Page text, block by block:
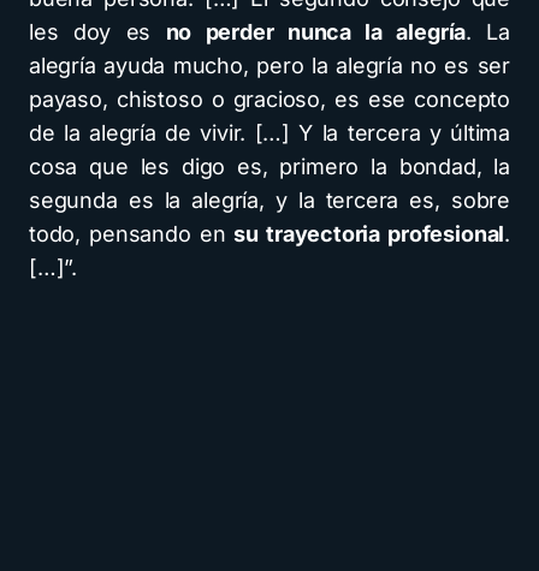
les doy es no perder nunca la alegría. La
alegría ayuda mucho, pero la alegría no es ser
payaso, chistoso o gracioso, es ese concepto
de la alegría de vivir. […] Y la tercera y última
cosa que les digo es, primero la bondad, la
segunda es la alegría, y la tercera es, sobre
todo, pensando ensu trayectoria profesional.
[…]”.